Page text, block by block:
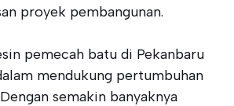
proyek pembangunan.
pemecah batu di Pekanbaru
mendukung pertumbuhan
semakin banyaknya